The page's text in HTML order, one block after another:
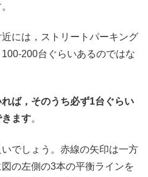
には，ストリートパーキング
200台ぐらいあるのではな
ば，そのうち必ず1台ぐらい
ます。
でしょう。赤線の矢印は一方
の左側の3本の平衡ラインを